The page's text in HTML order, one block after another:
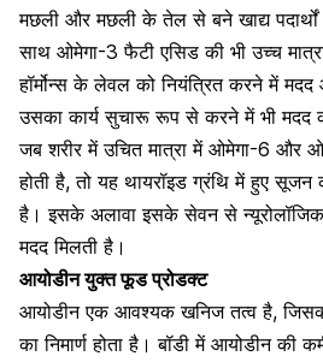
मछली और मछली के तेल से बने खाद्य
साथ ओमेगा-3 फैटी एसिड की भी उच्च
हॉर्मोन्स के लेवल को नियंत्रित करने में
उसका कार्य सुचारू रूप से करने में भी मदद
जब शरीर में उचित मात्रा में ओमेगा-6 और
होती है, तो यह थायरॉइड ग्रंथि में हुए
है। इसके अलावा इसके सेवन से न्यूरोलॉजिकल
मदद मिलती है।
आयोडीन युक्त फूड प्रोडक्ट
आयोडीन एक आवश्यक खनिज तत्व है,
का निमार्ण होता है। बॉडी में आयोडीन की